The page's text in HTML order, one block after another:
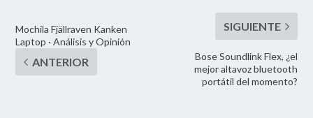
Mochila Fjällraven Kanken
Laptop · Análisis y Opinión
Bose Soundlink Flex, ¿el
mejor altavoz bluetooth
portátil del momento?